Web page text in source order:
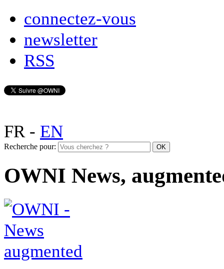
connectez-vous
newsletter
RSS
FR- EN
Recherche pour:
OWNI News,